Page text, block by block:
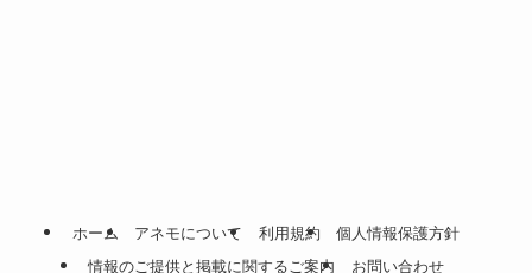
ホーム アネモについて 利用規約
個人情報保護方針
情報のご提供と掲載に関するご案内
お問い合わせ